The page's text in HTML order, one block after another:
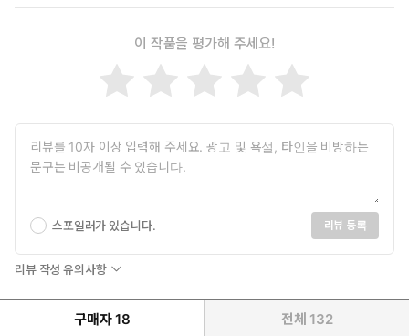
이 작품을 평가해 주세요!
스포일러가 있습니다. 리뷰 등록
리뷰 작성 유의사항
구매자 18 전체 132